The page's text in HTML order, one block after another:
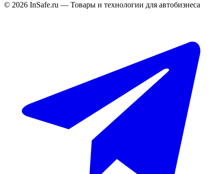
© 2026 InSafe.ru — Товары и технологии для автобизнеса